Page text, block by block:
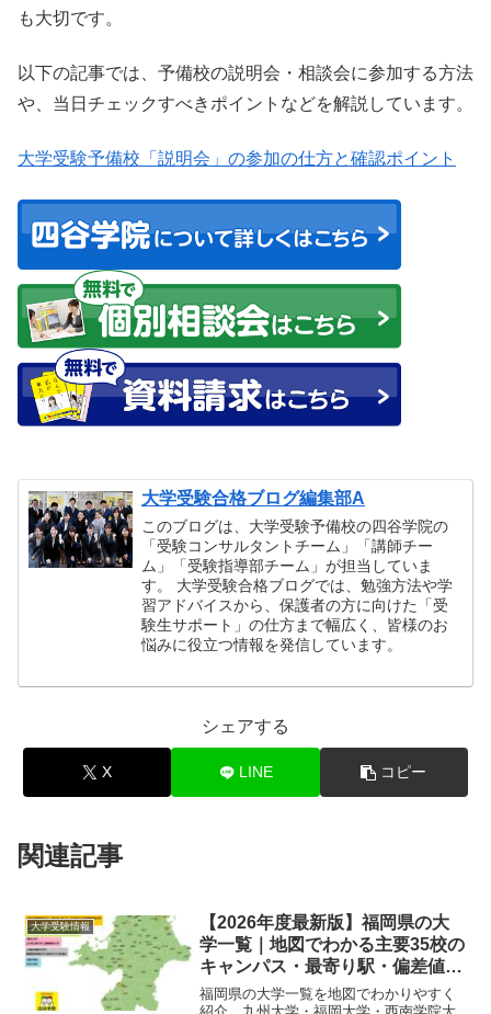
も大切です。
以下の記事では、予備校の説明会・相談会に参加する方法
や、当日チェックすべきポイントなどを解説しています。
大学受験予備校「説明会」の参加の仕方と確認ポイント
大学受験合格ブログ編集部A
このブログは、大学受験予備校の四谷学院の
「受験コンサルタントチーム」「講師チー
ム」「受験指導部チーム」が担当していま
す。 大学受験合格ブログでは、勉強方法や学
習アドバイスから、保護者の方に向けた「受
験生サポート」の仕方まで幅広く、皆様のお
悩みに役立つ情報を発信しています。
シェアする
X LINE コピー
関連記事
大学受験情報
【2026年度最新版】福岡県の大
学一覧｜地図でわかる主要35校の
キャンパス・最寄り駅・偏差値ま
とめ
福岡県の大学一覧を地図でわかりやすく